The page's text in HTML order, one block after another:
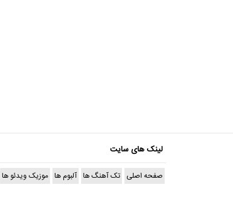
لینک های سایت
صفحه اصلی تک آهنگ ها آلبوم ها موزیک ویدئو ها